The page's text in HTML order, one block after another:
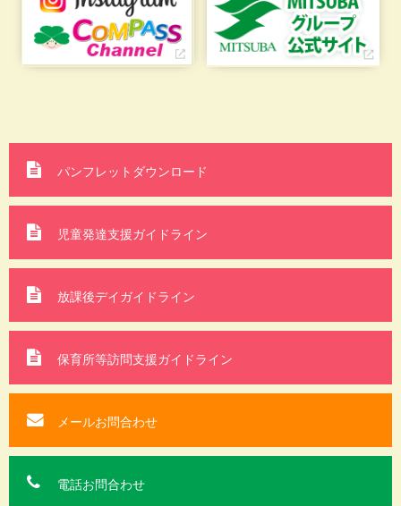
パンフレットダウンロード
児童発達支援ガイドライン
放課後デイガイドライン
保育所等訪問支援ガイドライン
メールお問合わせ
電話お問合わせ